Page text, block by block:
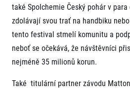
také Spolchemie Český pohár v
zdolávají svou trať na handbiku
tento festival stmelí komunitu a
neboť se očekává, že návštěvníci
nejméně 35 milionů korun.
Také titulární partner závodu